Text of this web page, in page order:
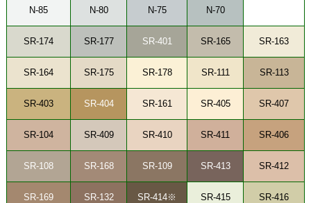
N-85 N-80 N-75 N-70
SR-174 SR-177 SR-401 SR-165 SR-163
SR-164 SR-175 SR-178 SR-111 SR-113
SR-403 SR-404 SR-161 SR-405 SR-407
SR-104 SR-409 SR-410 SR-411 SR-406
SR-108 SR-168 SR-109 SR-413 SR-412
SR-169 SR-132 SR-414※ SR-415 SR-416